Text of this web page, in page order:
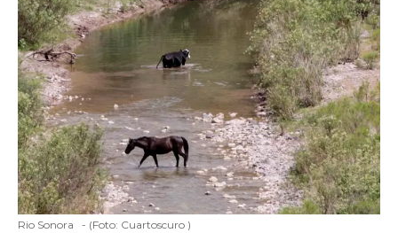
Rio Sonora - (Foto: Cuartoscuro )